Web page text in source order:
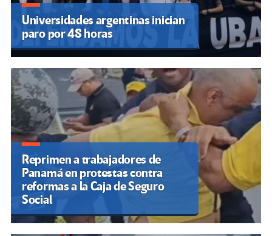
Universidades argentinas inician
paro por 48 horas
Reprimen a trabajadores de
Panamá en protestas contra
reformas a la Caja de Seguro
Social